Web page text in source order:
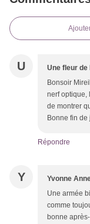
U Une fleur de
Bonsoir
nerf optique,
de montrer
Bonne fin
Répondre
Y Yvonne
Une armée
comme
bonne